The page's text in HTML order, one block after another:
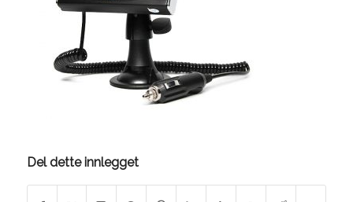
Del dette innlegget